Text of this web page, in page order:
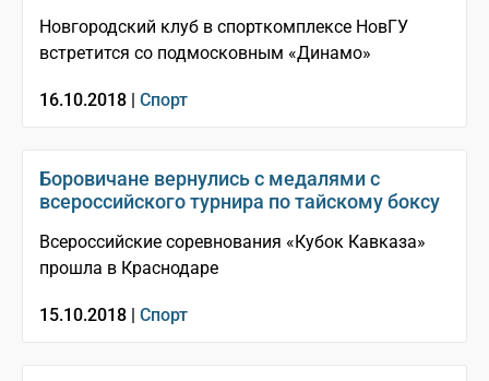
Новгородский клуб в спорткомплексе НовГУ
встретится со подмосковным «Динамо»
16.10.2018 | Спорт
Боровичане вернулись с медалями с
всероссийского турнира по тайскому боксу
Всероссийские соревнования «Кубок Кавказа»
прошла в Краснодаре
15.10.2018 | Спорт